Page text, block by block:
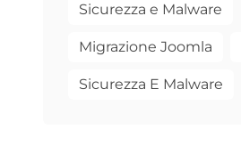
Sicurezza e Malware
Migrazione Joomla
Sicurezza E Malware